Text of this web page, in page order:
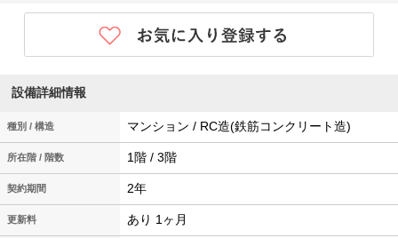
設備詳細情報
種別 / 構造 マンション / RC造(鉄筋コンクリート造)
所在階 / 階数 1階 / 3階
契約期間 2年
更新料 あり 1ヶ月